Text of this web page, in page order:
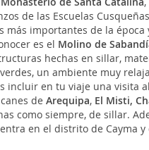
de las Escuelas
importantes de la
es el Molino de
hechas en sillar,
un ambiente muy
incluir en tu viaje una visita al
de Arequipa, El Misti,
como siempre, de sillar.
en el distrito de Cayma